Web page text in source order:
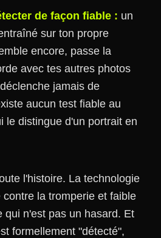
de façon fiable : un
sur ton propre
encore, passe la
avec tes autres photos
jamais de
aucun test fiable au
le distingue d'un portrait en
l'histoire. La technologie
la tromperie et faible
qui n'est pas un hasard. Et
formellement "détecté",